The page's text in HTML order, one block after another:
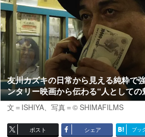
友川カズキの日常から見える純粋
ンタリー映画から伝わる“人としての
文＝ISHIYA、写真＝© SHIMAFILMS
ポスト シェア ブッ